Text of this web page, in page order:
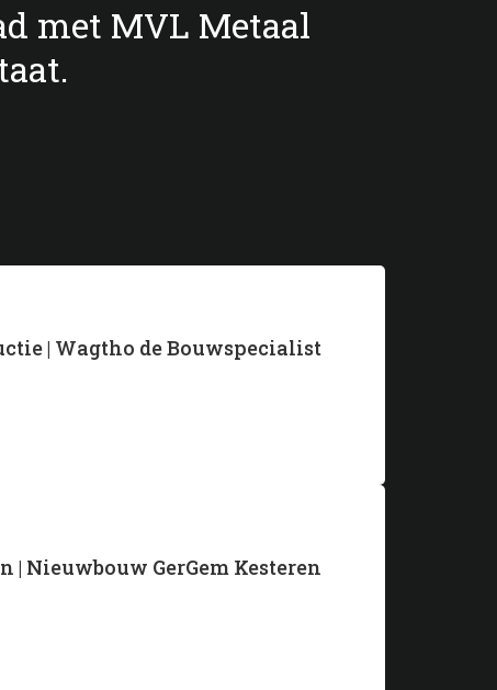
met MVL Metaal
| Wagtho de Bouwspecialist
| Nieuwbouw GerGem Kesteren